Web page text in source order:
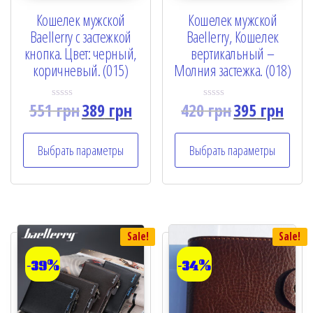
Кошелек мужской
Baellerry с застежкой
кнопка. Цвет: черный,
коричневый. (015)
R
d
0
o
u
5
551грн389грн
Выбрать параметры
Кошелек мужской
Baellerry, Кошелек
вертикальный –
Молния застежка. (018)
R
d
0
o
u
5
420грн395 грн
Выбрать параметры
Sale!
-39%
Sale!
-34%